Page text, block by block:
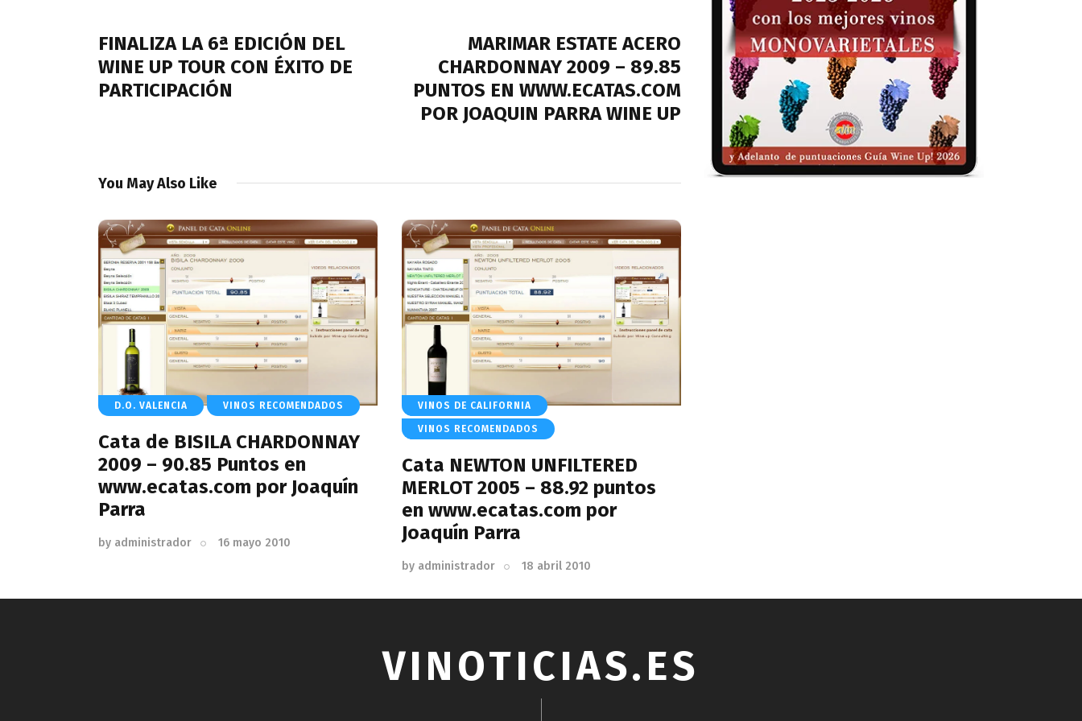
entradas
FINALIZA LA 6ª EDICIÓN DEL
WINE UP TOUR CON ÉXITO DE
PARTICIPACIÓN
MARIMAR ESTATE ACERO
CHARDONNAY 2009 – 89.85
PUNTOS EN WWW.ECATAS.COM
POR JOAQUIN PARRA WINE UP
You May Also Like
D.O. VALENCIA VINOS RECOMENDADOS
Cata de BISILA CHARDONNAY
2009 – 90.85 Puntos en
www.ecatas.com por Joaquín
Parra
by administrador 16 mayo 2010
VINOS DE CALIFORNIA
VINOS RECOMENDADOS
Cata NEWTON UNFILTERED
MERLOT 2005 – 88.92 puntos
en www.ecatas.com por
Joaquín Parra
by administrador 18 abril 2010
VINOTICIAS.ES